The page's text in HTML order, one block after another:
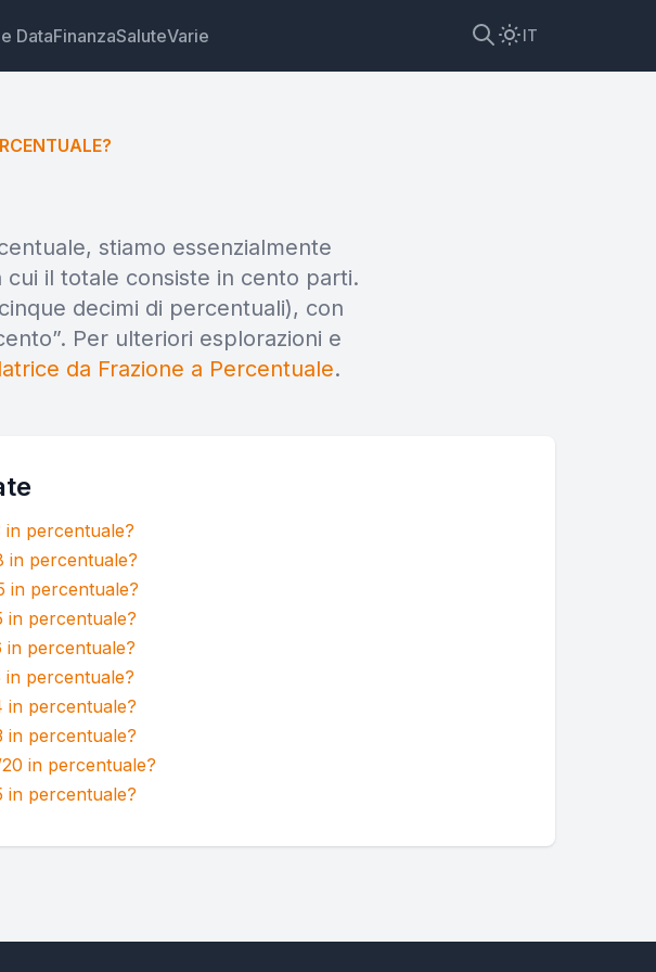
DataFinanzaSaluteVarie IT
Testo HTML
rappresenta 1/8 in percentuale? Widget
stiamo essenzialmente
il totale consiste in cento parti.
decimi di percentuali), con
Per ulteriori esplorazioni e
da Frazione a Percentuale.
in percentuale?
in percentuale?
in percentuale?
in percentuale?
in percentuale?
in percentuale?
in percentuale?
in percentuale?
in percentuale?
in percentuale?